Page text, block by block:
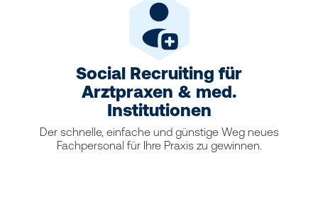
Social Recruiting für
Arztpraxen & med.
Institutionen
Der schnelle, einfache und günstige Weg neues
Fachpersonal für Ihre Praxis zu gewinnen.